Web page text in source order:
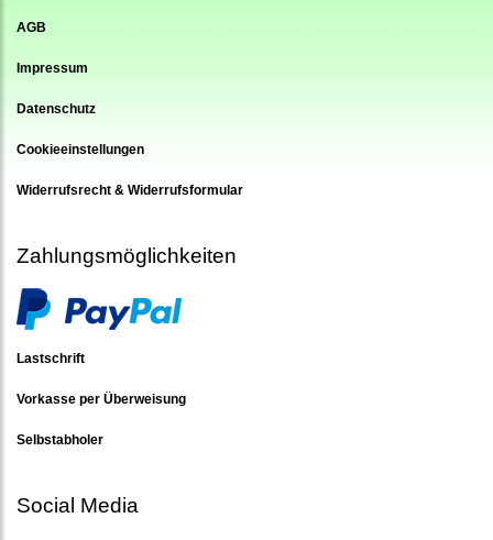
AGB
Impressum
Datenschutz
Cookieeinstellungen
Widerrufsrecht & Widerrufsformular
Zahlungsmöglichkeiten
Lastschrift
Vorkasse per Überweisung
Selbstabholer
Social Media